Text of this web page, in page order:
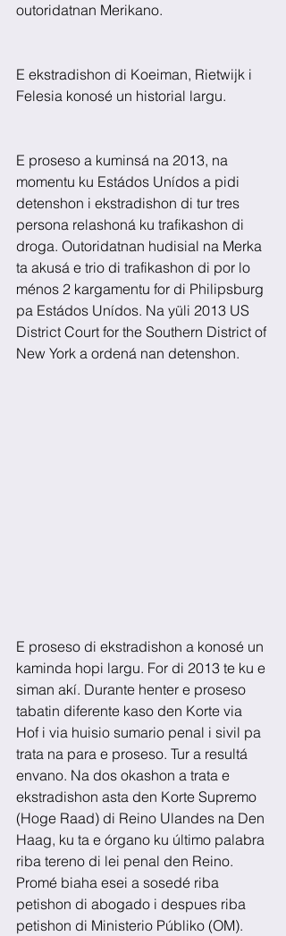
outoridatnan Merikano.
E ekstradishon di Koeiman, Rietwijk i
Felesia konosé un historial largu.
E proseso a kuminsá na 2013, na
momentu ku Estádos Unídos a pidi
detenshon i ekstradishon di tur tres
persona relashoná ku trafikashon di
droga. Outoridatnan hudisial na Merka
ta akusá e trio di trafikashon di por lo
ménos 2 kargamentu for di Philipsburg
pa Estádos Unídos. Na yüli 2013 US
District Court for the Southern District of
New York a ordená nan detenshon.
E proseso di ekstradishon a konosé un
kaminda hopi largu. For di 2013 te ku e
siman akí. Durante henter e proseso
tabatin diferente kaso den Korte via
Hof i via huisio sumario penal i sivil pa
trata na para e proseso. Tur a resultá
envano. Na dos okashon a trata e
ekstradishon asta den Korte Supremo
(Hoge Raad) di Reino Ulandes na Den
Haag, ku ta e órgano ku último palabra
riba tereno di lei penal den Reino.
Promé biaha esei a sosedé riba
petishon di abogado i despues riba
petishon di Ministerio Públiko (OM).